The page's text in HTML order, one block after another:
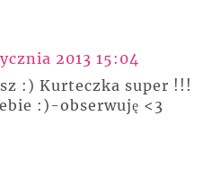
2013 15:04
:) Kurteczka super !!!
:)-obserwuję <3